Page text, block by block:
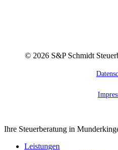
© 2026S&P Schmidt
Close
Ihre Steuerberatung in
Leistungen